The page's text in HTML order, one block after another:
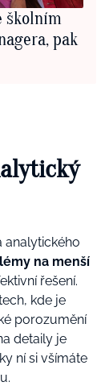
školním
pak
analytického
na menší
řešení.
kde je
porozumění
detaily je
ní si všímáte